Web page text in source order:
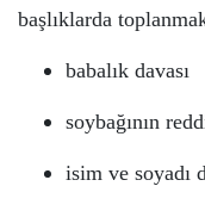
başlıklarda
babalık davası
soybağının
isim ve soyadı